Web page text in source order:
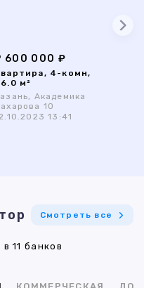
600 000 ₽
4-комн,
м²
Академика
10
13:41
Смотреть все
11 банков